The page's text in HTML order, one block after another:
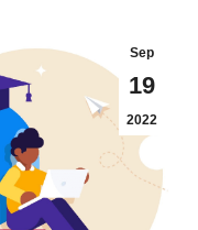
Sep
19
2022